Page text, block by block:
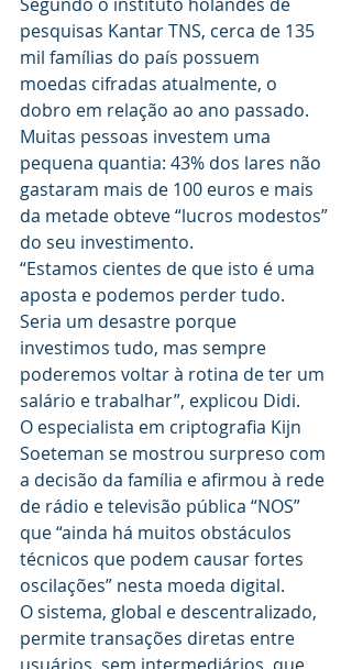
pesquisas Kantar TNS, cerca de 135
mil famílias do país possuem
moedas cifradas atualmente, o
dobro em relação ao ano passado.
Muitas pessoas investem uma
pequena quantia: 43% dos lares não
gastaram mais de 100 euros e mais
da metade obteve “lucros modestos”
do seu investimento.
“Estamos cientes de que isto é uma
aposta e podemos perder tudo.
Seria um desastre porque
investimos tudo, mas sempre
poderemos voltar à rotina de ter um
salário e trabalhar”, explicou Didi.
O especialista em criptografia Kijn
Soeteman se mostrou surpreso com
a decisão da família e afirmou à rede
de rádio e televisão pública “NOS”
que “ainda há muitos obstáculos
técnicos que podem causar fortes
oscilações” nesta moeda digital.
O sistema, global e descentralizado,
permite transações diretas entre